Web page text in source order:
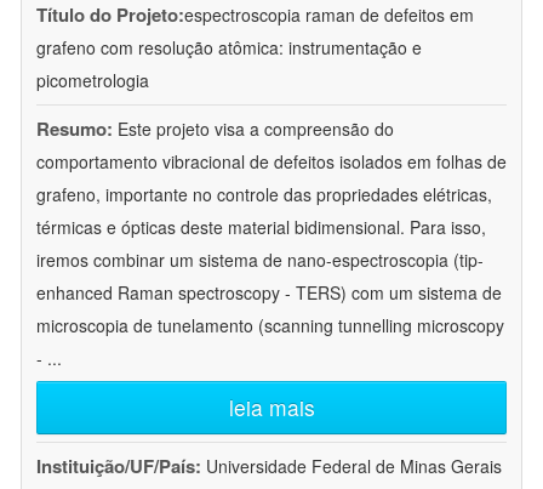
Título do Projeto:espectroscopia raman de defeitos em
grafeno com resolução atômica: instrumentação e
picometrologia
Resumo: Este projeto visa a compreensão do
comportamento vibracional de defeitos isolados em folhas de
grafeno, importante no controle das propriedades elétricas,
térmicas e ópticas deste material bidimensional. Para isso,
iremos combinar um sistema de nano-espectroscopia (tip-
enhanced Raman spectroscopy - TERS) com um sistema de
microscopia de tunelamento (scanning tunnelling microscopy
- ...
leia mais
Instituição/UF/País: Universidade Federal de Minas Gerais